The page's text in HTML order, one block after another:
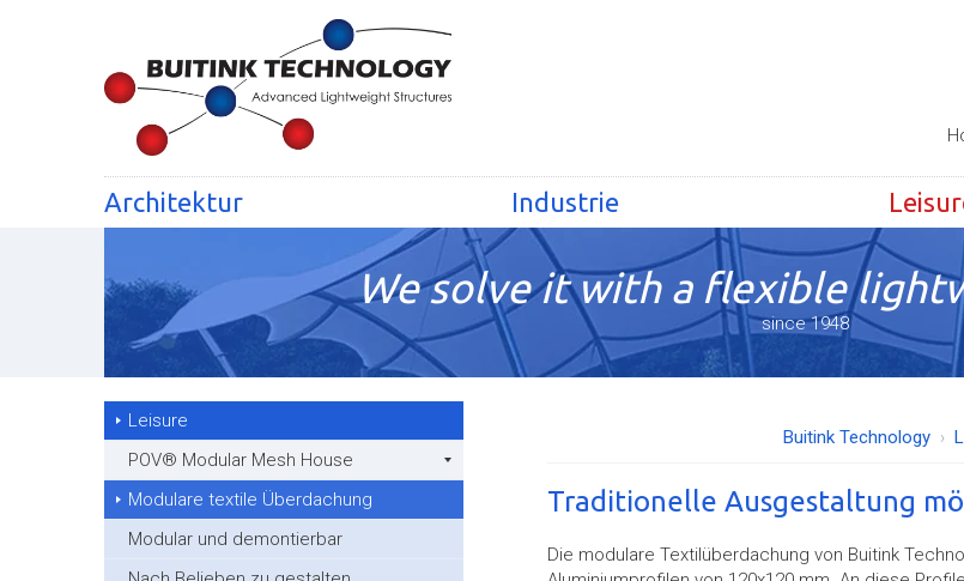
Architektur Industrie
We solve it with a flexible
since 1948
Leisure
POV® Modular Mesh House
Modulare textile Überdachung
Modular und demontierbar
Buitink Technology
Traditionelle Ausgestaltung
Die modulare Textilüberdachung von Buitink